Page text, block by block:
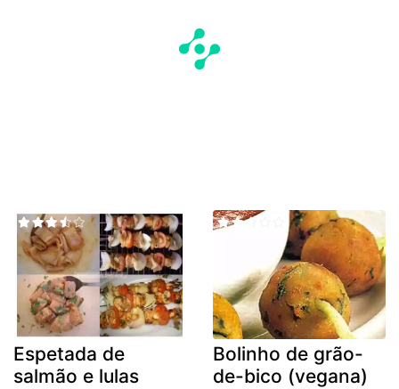
Espetada de
salmão e lulas
Bolinho de grão-
de-bico (vegana)